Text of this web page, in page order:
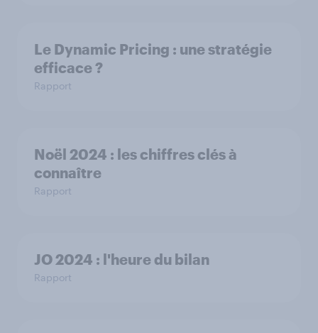
Le Dynamic Pricing : une stratégie
efficace ?
Rapport
Noël 2024 : les chiffres clés à
connaître
Rapport
JO 2024 : l'heure du bilan
Rapport